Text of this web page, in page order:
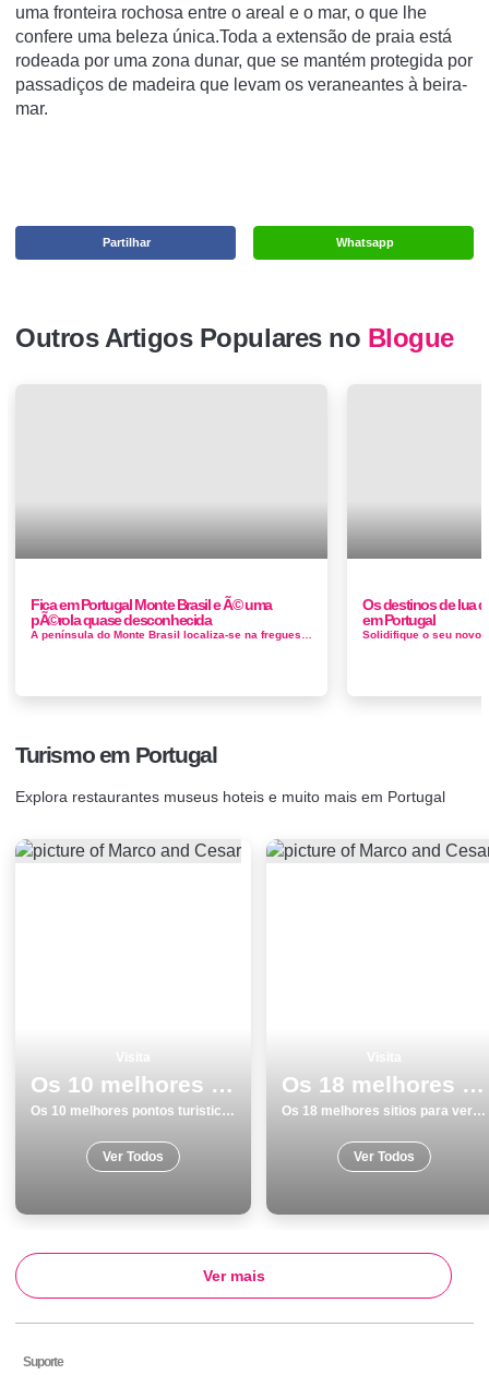
uma fronteira rochosa entre o areal e o mar, o que lhe
confere uma beleza única.Toda a extensão de praia está
rodeada por uma zona dunar, que se mantém protegida por
passadiços de madeira que levam os veraneantes à beira-
mar.
Whatsapp
Partilhar
Outros Artigos Populares no Blogue
Fica em Portugal Monte Brasil e Ã© uma
pÃ©rola quase desconhecida
A península do Monte Brasil localiza-se na freguesia da Sé, na cidade e concelho de Angra do Heroísmo, na cos...
Os destinos de lua
em Portugal
Turismo em Portugal
Explora restaurantes museus hoteis e muito mais em Portugal
Os 10 melhores pontos turisticos para conhecer e visitar em Portalegre
Os 10 melhores pontos turisticos para conhecer e visitar em Portalegre
Ver Todos
Os 18 melhores sitios para ver e visitar em Aljezur
Os 18 melhores sitios para ver e visitar em Aljezur
Ver Todos
Ver mais
Suporte